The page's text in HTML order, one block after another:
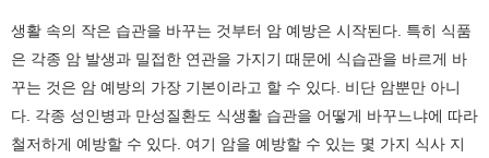
생활 속의 작은 습관을 바꾸는 것부터 암 예방은 시작된다. 특히 식품
은 각종 암 발생과 밀접한 연관을 가지기 때문에 식습관을 바르게 바
꾸는 것은 암 예방의 가장 기본이라고 할 수 있다. 비단 암뿐만 아니
다. 각종 성인병과 만성질환도 식생활 습관을 어떻게 바꾸느냐에 따라
철저하게 예방할 수 있다. 여기 암을 예방할 수 있는 몇 가지 식사 지